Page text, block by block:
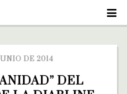
DE 2014
DEL